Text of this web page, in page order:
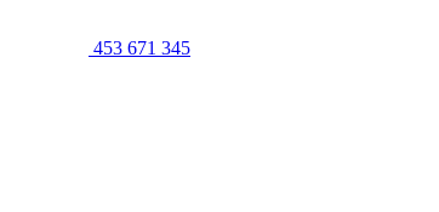
453 671 345